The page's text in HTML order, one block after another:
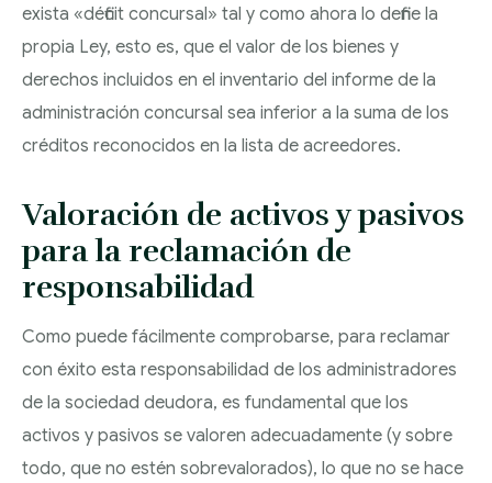
exista «déficit concursal» tal y como ahora lo define la
propia Ley, esto es, que el valor de los bienes y
derechos incluidos en el inventario del informe de la
administración concursal sea inferior a la suma de los
créditos reconocidos en la lista de acreedores.
Valoración de activos y pasivos
para la reclamación de
responsabilidad
Como puede fácilmente comprobarse, para reclamar
con éxito esta responsabilidad de los administradores
de la sociedad deudora, es fundamental que los
activos y pasivos se valoren adecuadamente (y sobre
todo, que no estén sobrevalorados), lo que no se hace